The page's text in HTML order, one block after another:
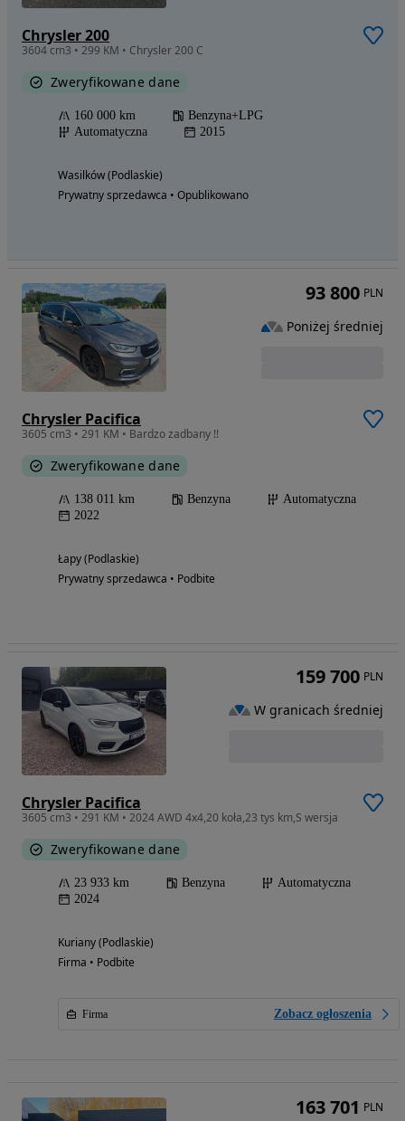
Chrysler 200
3604 cm3 • 299 KM • Chrysler 200 C
Zweryfikowane dane
160 000 km
Benzyna+LPG
Automatyczna
2015
Wasilków (Podlaskie)
Prywatny sprzedawca • Opublikowano
Chrysler Pacifica
3605 cm3 • 291 KM • Bardzo zadbany !!
Zweryfikowane dane
138 011 km Benzyna
Automatyczna
2022
Łapy (Podlaskie)
Prywatny sprzedawca • Podbite
93 800 PLN
Poniżej średniej
Chrysler Pacifica
3605 cm3 • 291 KM • 2024 AWD 4x4,20 koła,23 tys km,S wersja
Zweryfikowane dane
23 933 km Benzyna
Automatyczna
2024
Kuriany (Podlaskie)
Firma • Podbite
Firma Zobacz ogłoszenia
159 700 PLN
W granicach średniej
163 701 PLN